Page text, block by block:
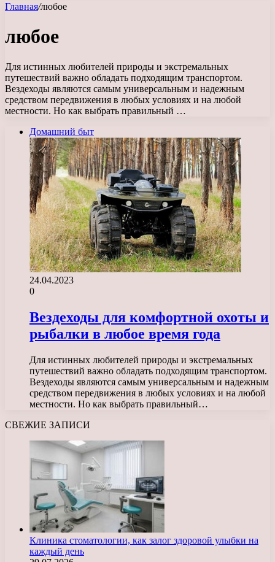
Главная/любое
любое
Для истинных любителей природы и экстремальных
путешествий важно обладать подходящим транспортом.
Вездеходы являются самым универсальным и надежным
средством передвижения в любых условиях и на любой
местности. Но как выбрать правильный …
Домашний быт
24.04.2023
0
Вездеходы для комфортной охоты и
рыбалки в любое время года
Для истинных любителей природы и экстремальных
путешествий важно обладать подходящим транспортом.
Вездеходы являются самым универсальным и надежным
средством передвижения в любых условиях и на любой
местности. Но как выбрать правильный…
СВЕЖИЕ ЗАПИСИ
Клиника стоматологии, как залог здоровой улыбки на
каждый день